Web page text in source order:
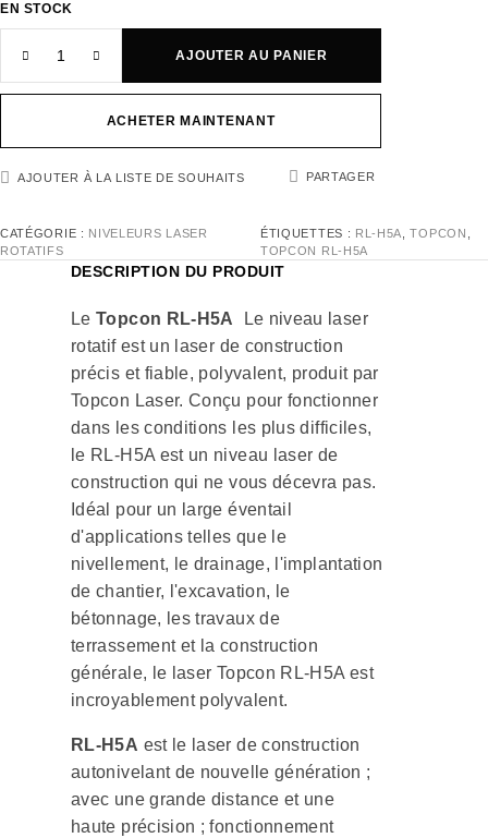
EN STOCK
AJOUTER AU PANIER
ACHETER MAINTENANT
AJOUTER À LA LISTE DE SOUHAITS PARTAGER
CATÉGORIE : NIVELEURS LASER
ROTATIFS
ÉTIQUETTES : RL-H5A ,TOPCON
TOPCON RL-H5A
DESCRIPTION DU PRODUIT
LeTopcon RL-H5A
Le niveau laser
rotatif est un laser de construction
précis et fiable, polyvalent, produit par
Topcon Laser. Conçu pour fonctionner
dans les conditions les plus difficiles,
le RL-H5A est un niveau laser de
construction qui ne vous décevra pas.
Idéal pour un large éventail
d'applications telles que le
nivellement, le drainage, l'implantation
de chantier, l'excavation, le
bétonnage, les travaux de
terrassement et la construction
générale, le laser Topcon RL-H5A est
incroyablement polyvalent.
RL-H5A est le laser de construction
autonivelant de nouvelle génération ;
avec une grande distance et une
haute précision ; fonctionnement